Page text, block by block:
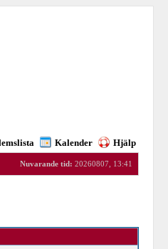
Kalender Hjälp
Nuvarande tid: 20260807, 13:41